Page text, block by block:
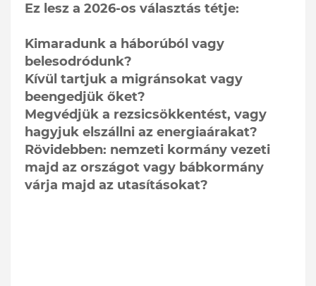
Ez lesz a 2026-os választás tétje:
Kimaradunk a háborúból vagy
belesodródunk?
Kívül tartjuk a migránsokat vagy
beengedjük őket?
Megvédjük a rezsicsökkentést, vagy
hagyjuk elszállni az energiaárakat?
Rövidebben: nemzeti kormány vezeti
majd az országot vagy bábkormány
várja majd az utasításokat?